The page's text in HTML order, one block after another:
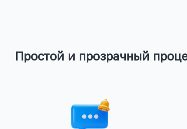
Простой и прозрачный